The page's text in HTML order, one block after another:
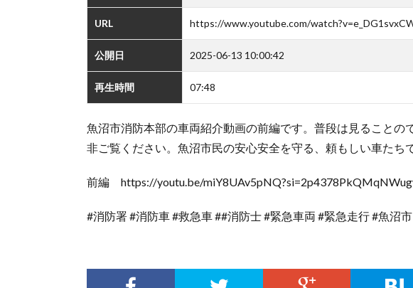
URL https://www.youtube.com/
公開日 2025-06-13 10:00:42
再生時間 07:48
魚沼市消防本部の車両紹介動画の前編です。普段は見ることの
非ご覧ください。魚沼市民の安心安全を守る、頼もしい車たちで
前編 https://youtu.be/
#消防署 #消防車 #救急車 ##消防士 #緊急車両 #緊急走行 #魚沼市